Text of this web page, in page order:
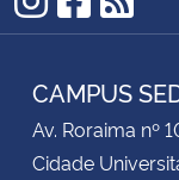
RSS
CAMPUS
Av. Roraima nº
Cidade